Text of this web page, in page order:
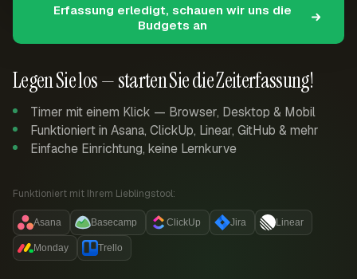
Legen Sie los — starten Sie die Zeiterfassung!
Timer mit einem Klick — Browser, Desktop & Mobil
Funktioniert in Asana, ClickUp, Linear, GitHub & mehr
Einfache Einrichtung, keine Lernkurve
Funktioniert mit Ihrem Lieblingstool:
Asana Basecamp ClickUp Jira Linear
Monday Trello
Erfassung erledigt, schauen wir uns die
Budgets an